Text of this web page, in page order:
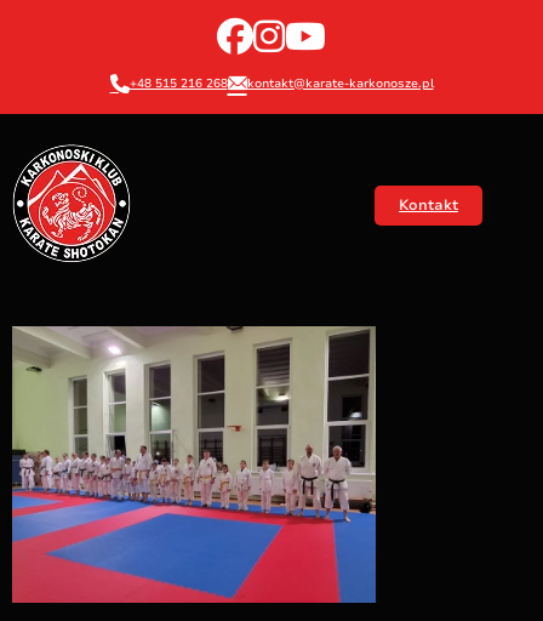
+48 515 216 268 kontakt@karate-karkonosze.pl
Kontakt